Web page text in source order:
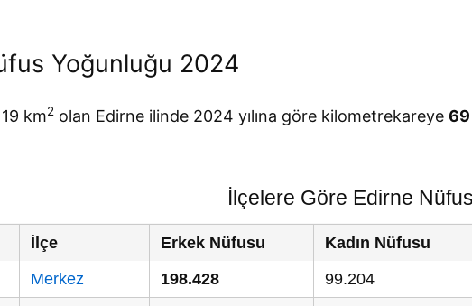
Yoğunluğu 2024
km2 olan Edirne ilinde 2024 yılına göre kilometrekareye 69
İlçelere Göre Edirne
İlçe Erkek Nüfusu Kadın Nüfusu
Merkez 198.428 99.204